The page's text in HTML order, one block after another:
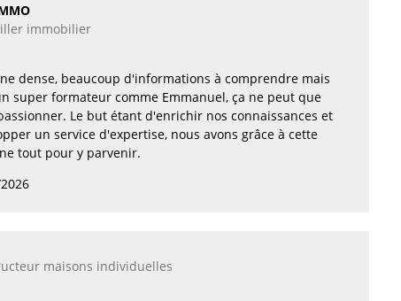
immobilier
dense, beaucoup d'informations à comprendre mais
super formateur comme Emmanuel, ça ne peut que
Le but étant d'enrichir nos connaissances et
un service d'expertise, nous avons grâce à cette
tout pour y parvenir.
maisons individuelles